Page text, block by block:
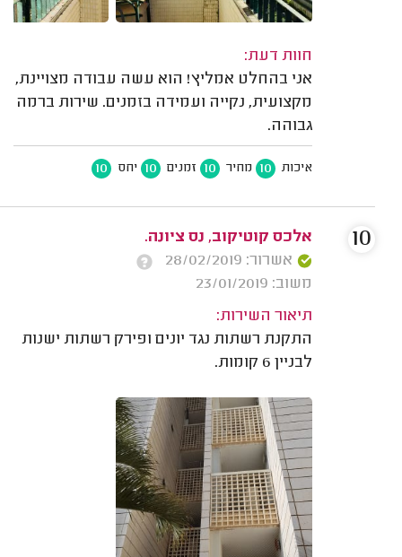
חוות דעת:
אני בהחלט אמליץ! הוא עשה עבודה מצויינת,
מקצועית, נקייה ועמידה בזמנים. שירות ברמה
גבוהה.
איכות 10 מחיר 10 זמנים 10 יחס 10
אלכס קוטיקוב, נס ציונה.
אשרור: 28/02/2019
משוב: 23/01/2019
תיאור השירות:
התקנת רשתות נגד יונים ופירק רשתות ישנות
לבניין 6 קומות.
10